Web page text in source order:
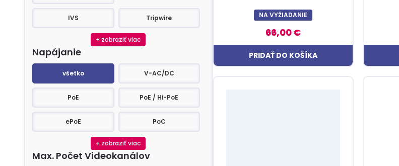
IVS Tripwire
+ zobraziť viac
Napájanie
Napájanie
všetko V-AC/DC
PoE PoE / Hi-PoE
ePoE PoC
+ zobraziť viac
Max. Počet Videokanálov
NA VYŽIADANIE
66,00 €
PRIDAŤ DO KOŠÍKA